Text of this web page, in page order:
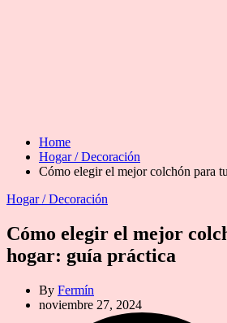
Home
Hogar / Decoración
Cómo elegir el mejor colchón para
Categories
Hogar / Decoración
Cómo elegir el mejor
hogar: guía práctica
By Fermín
noviembre 27, 2024